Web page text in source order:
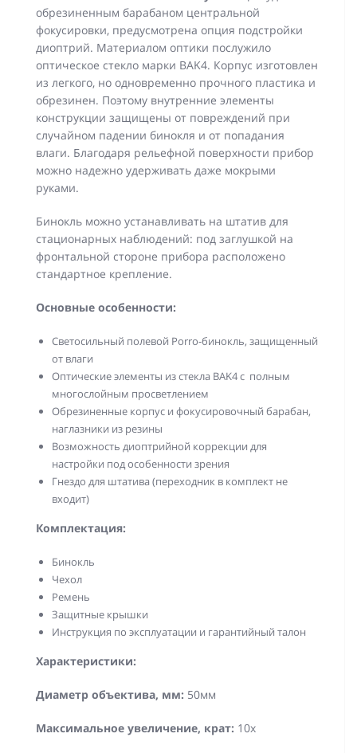
обрезиненным барабаном центральной
фокусировки, предусмотрена опция подстройки
диоптрий. Материалом оптики послужило
оптическое стекло марки BAK4. Корпус изготовлен
из легкого, но одновременно прочного пластика и
обрезинен. Поэтому внутренние элементы
конструкции защищены от повреждений при
случайном падении бинокля и от попадания
влаги. Благодаря рельефной поверхности прибор
можно надежно удерживать даже мокрыми
руками.
Бинокль можно устанавливать на штатив для
стационарных наблюдений: под заглушкой на
фронтальной стороне прибора расположено
стандартное крепление.
Основные особенности:
Светосильный полевой Porro-бинокль, защищенный
от влаги
Оптические элементы из стекла BAK4 с полным
многослойным просветлением
Обрезиненные корпус и фокусировочный барабан,
наглазники из резины
Возможность диоптрийной коррекции для
настройки под особенности зрения
Гнездо для штатива (переходник в комплект не
входит)
Комплектация:
Бинокль
Чехол
Ремень
Защитные крышки
Инструкция по эксплуатации и гарантийный талон
Характеристики:
Диаметр объектива, мм: 50мм
Максимальное увеличение, крат: 10х